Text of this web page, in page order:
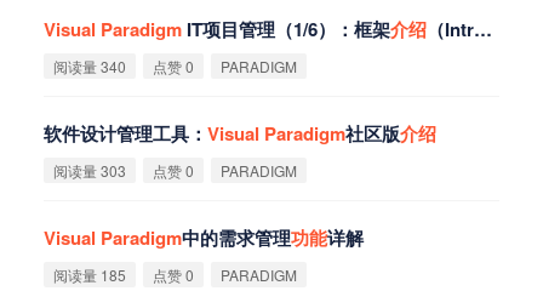
Visual Paradigm IT项目管理（1/6）：框架介绍 （Introduction）
阅读量 340 点赞 0 PARADIGM
软件设计管理工具： Visual Paradigm社区版介绍
阅读量 303 点赞 0 PARADIGM
Visual Paradigm中的需求管理功能详解
阅读量 185 点赞 0 PARADIGM